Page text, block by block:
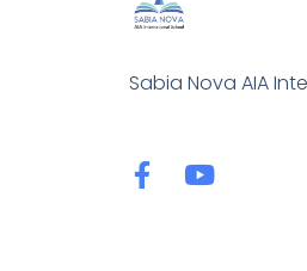
Sabia Nova AIA